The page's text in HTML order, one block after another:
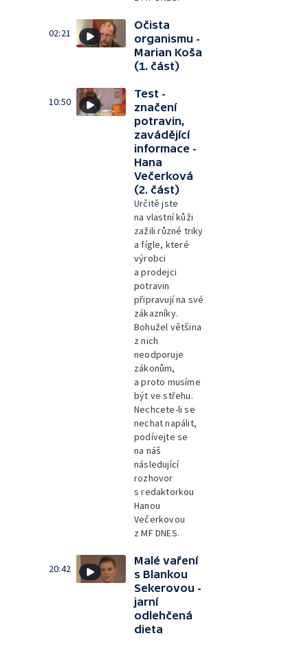
02:21
Očista
organismu -
Marian Koša
(1. část)
10:50
Test -
značení
potravin,
zavádějící
informace -
Hana
Večerková
(2. část)
Určitě jste
na vlastní kůži
zažili různé triky
a fígle, které
výrobci
a prodejci
potravin
připravují na své
zákazníky.
Bohužel většina
z nich
neodporuje
zákonům,
a proto musíme
být ve střehu.
Nechcete-li se
nechat napálit,
podívejte se
na náš
následující
rozhovor
s redaktorkou
Hanou
Večerkovou
z MF DNES.
20:42
Malé vaření
s Blankou
Sekerovou -
jarní
odlehčená
dieta